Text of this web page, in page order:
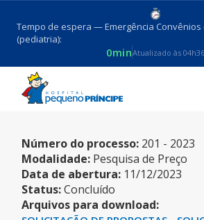
Tempo de espera — Emergência Convênios
(pediatria):
0minAtualizado às 04h36
SERINGA
Número do processo: 201 - 2023
Modalidade: Pesquisa de Preço
Data de abertura: 11/12/2023
Status:Concluído
Arquivos para download: